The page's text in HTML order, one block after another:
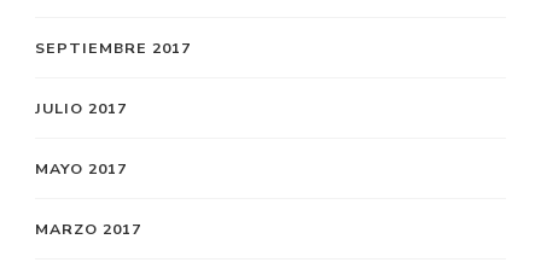
SEPTIEMBRE 2017
JULIO 2017
MAYO 2017
MARZO 2017